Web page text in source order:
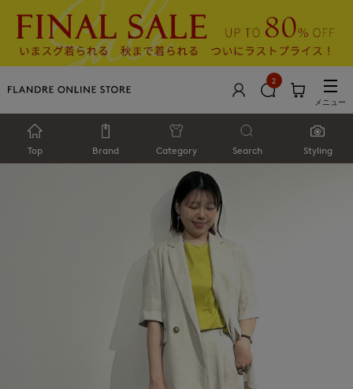
2
メニュー
Top Brand Category Search Styling